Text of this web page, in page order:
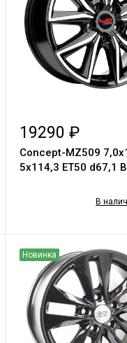
19290 ₽
Concept-MZ509
5х114,3 ET50 d67,1
В
Новинка